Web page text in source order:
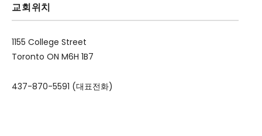
교회위치
1155 College Street
Toronto ON M6H 1B7
437-870-5591 (대표전화)